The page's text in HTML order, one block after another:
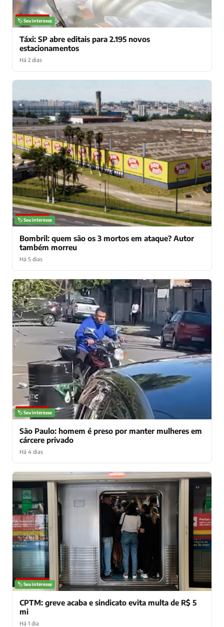
NOTÍCIAS
🏷️ Seu interesse
Táxi: SP abre editais para 2.195 novos
estacionamentos
Há 2 dias
NOTÍCIAS
🏷️ Seu interesse
Bombril: quem são os 3 mortos em ataque? Autor
também morreu
Há 5 dias
NOTÍCIAS
🏷️ Seu interesse
São Paulo: homem é preso por manter mulheres em
cárcere privado
Há 4 dias
NOTÍCIAS
🏷️ Seu interesse
CPTM: greve acaba e sindicato evita multa de R$ 5
mi
Há 1 dia